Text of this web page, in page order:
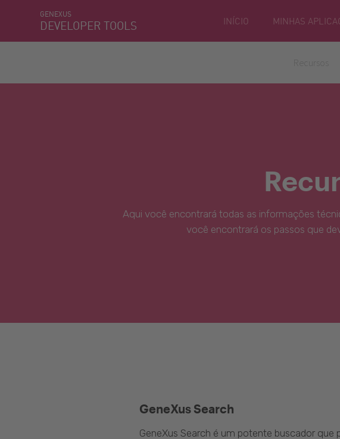
GENEXUS
DEVELOPER TOOLS INÍCIO MINHAS
Aqui você encontrará todas as informações
você encontrará os passos que
GeneXus Search
GeneXus Search é um potente buscador